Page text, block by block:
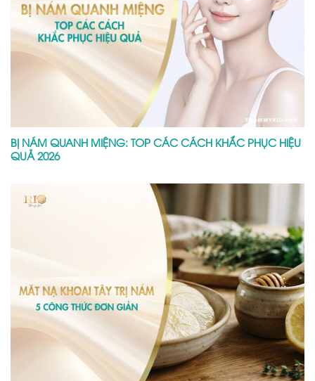
BỊ NÁM QUANH MIỆNG: TOP CÁC CÁCH KHẮC PHỤC HIỆU
QUẢ 2026